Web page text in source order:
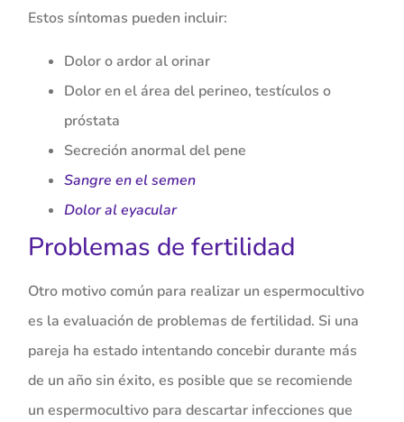
Estos síntomas pueden incluir:
Dolor o ardor al orinar
Dolor en el área del perineo, testículos o
próstata
Secreción anormal del pene
Sangre en el semen
Dolor al eyacular
Problemas de fertilidad
Otro motivo común para realizar un espermocultivo
es la evaluación de problemas de fertilidad. Si una
pareja ha estado intentando concebir durante más
de un año sin éxito, es posible que se recomiende
un espermocultivo para descartar infecciones que